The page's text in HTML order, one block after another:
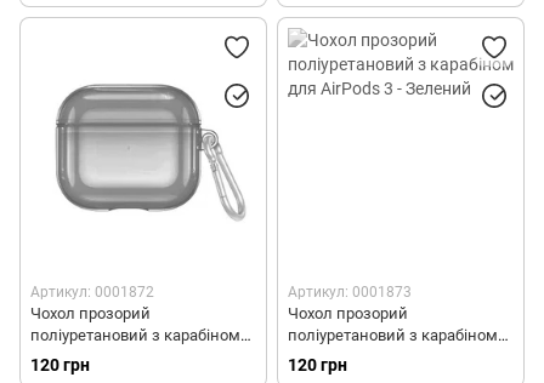
Чохли з MagSafe для AirPods Pro 3
Полікарбонатні чохли для AirPods Pro 3
Шкіряні чохли для AirPods Pro 3
Артикул: 0001872
Чохол прозорий
поліуретановий з карабіном
для AirPods 3 - Синій
120 грн
Артикул: 0001873
Чохол прозорий
поліуретановий з карабіном
для AirPods 3 - Зелений
120 грн